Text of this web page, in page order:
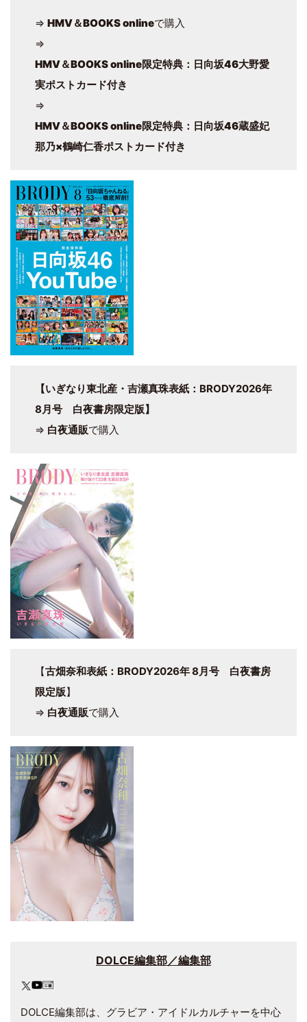
⇒ HMV＆BOOKS onlineで購入
⇒
HMV＆BOOKS online限定特典：日向坂46大野愛
実ポストカード付き
⇒
HMV＆BOOKS online限定特典：日向坂46蔵盛妃
那乃×鶴崎仁香ポストカード付き
【いぎなり東北産・吉瀬真珠表紙：BRODY2026年
8月号 白夜書房限定版】
⇒ 白夜通販で購入
【古畑奈和表紙：BRODY2026年 8月号 白夜書房
限定版】
⇒ 白夜通販で購入
DOLCE編集部／編集部
DOLCE編集部は、グラビア・アイドルカルチャーを中心